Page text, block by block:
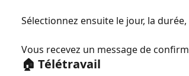
Sélectionnez ensuite le jour, la
Vous recevez un message de
🏠 Télétravail